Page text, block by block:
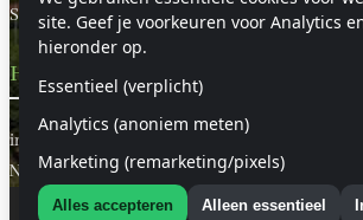
Sitemap
Handige Links
informatie
Neem contact met ons op
site. Geef je voorkeuren voor Analytics
hieronder op.
Essentieel (verplicht)
Analytics (anoniem meten)
Marketing (remarketing/pixels)
Alles accepteren Alleen essentieel